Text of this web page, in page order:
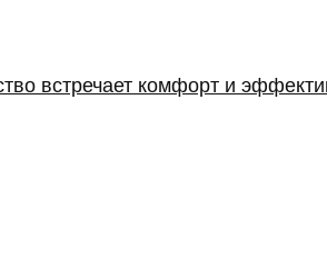
встречает комфорт и